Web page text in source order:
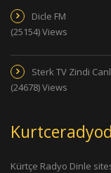
Dicle FM
(25154) Views
Sterk TV Zindi
(24678) Views
Kürtçe Radyo Dinle